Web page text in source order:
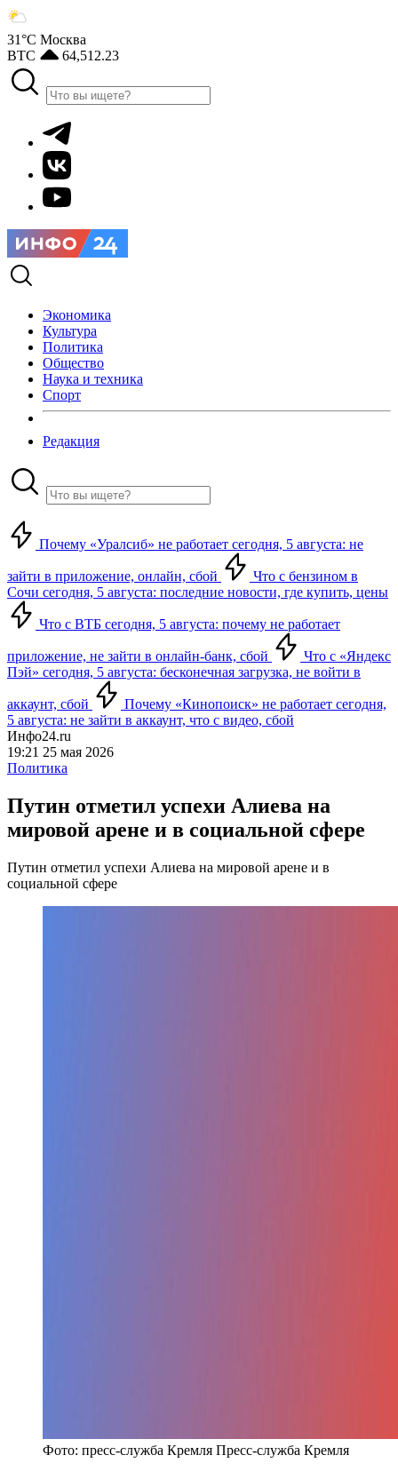
31°С Москва
BTC
64,512.23
Экономика
Культура
Политика
Общество
Наука и техника
Спорт
Редакция
Почему «Уралсиб» не работает сегодня, 5 августа: не
зайти в приложение, онлайн, сбой
Что с бензином в
Сочи сегодня, 5 августа: последние новости, где купить, цены
Что с ВТБ сегодня, 5 августа: почему не работает
приложение, не зайти в онлайн-банк, сбой
Что с «Яндекс
Пэй» сегодня, 5 августа: бесконечная загрузка, не войти в
аккаунт, сбой
Почему «Кинопоиск» не работает сегодня,
5 августа: не зайти в аккаунт, что с видео, сбой
Инфо24.ru
19:21 25 мая 2026
Политика
Путин отметил успехи Алиева на
мировой арене и в социальной сфере
Путин отметил успехи Алиева на мировой арене и в
социальной сфере
Фото: пресс-служба Кремля Пресс-служба Кремля